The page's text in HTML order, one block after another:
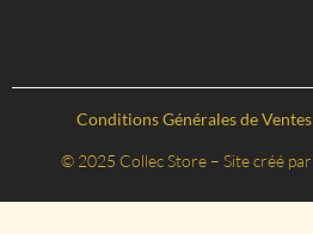
Conditions Générales de Ventes
© 2025 Collec Store – Site créé par